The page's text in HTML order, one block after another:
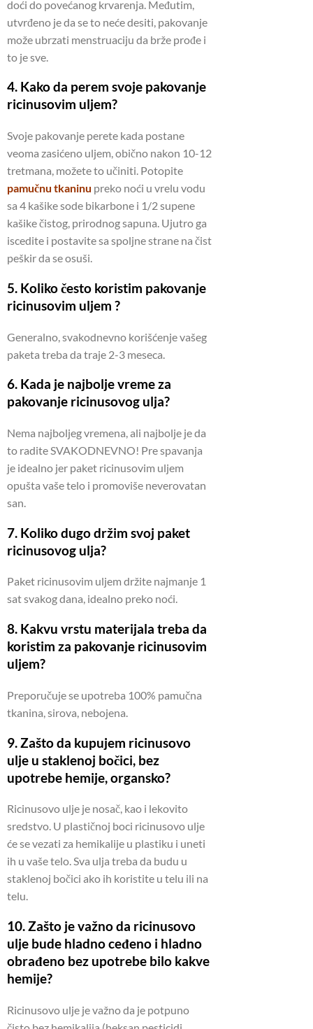
doći do povećanog krvarenja. Međutim,
utvrđeno je da se to neće desiti, pakovanje
može ubrzati menstruaciju da brže prođe i
to je sve.
4. Kako da perem svoje pakovanje
ricinusovim uljem?
Svoje pakovanje perete kada postane
veoma zasićeno uljem, obično nakon 10-12
tretmana, možete to učiniti. Potopite
pamučnu tkaninu preko noći u vrelu vodu
sa 4 kašike sode bikarbone i 1/2 supene
kašike čistog, prirodnog sapuna. Ujutro ga
iscedite i postavite sa spoljne strane na čist
peškir da se osuši.
5. Koliko često koristim pakovanje
ricinusovim uljem ?
Generalno, svakodnevno korišćenje vašeg
paketa treba da traje 2-3 meseca.
6. Kada je najbolje vreme za
pakovanje ricinusovog ulja?
Nema najboljeg vremena, ali najbolje je da
to radite SVAKODNEVNO! Pre spavanja
je idealno jer paket ricinusovim uljem
opušta vaše telo i promoviše neverovatan
san.
7. Koliko dugo držim svoj paket
ricinusovog ulja?
Paket ricinusovim uljem držite najmanje 1
sat svakog dana, idealno preko noći.
8. Kakvu vrstu materijala treba da
koristim za pakovanje ricinusovim
uljem?
Preporučuje se upotreba 100% pamučna
tkanina, sirova, nebojena.
9. Zašto da kupujem ricinusovo
ulje u staklenoj bočici, bez
upotrebe hemije, organsko?
Ricinusovo ulje je nosač, kao i lekovito
sredstvo. U plastičnoj boci ricinusovo ulje
će se vezati za hemikalije u plastiku i uneti
ih u vaše telo.Sva ulja treba da budu u
staklenoj bočici ako ih koristite u telu ili na
telu.
10. Zašto je važno da ricinusovo
ulje bude hladno ceđeno i hladno
obrađeno bez upotrebe bilo kakve
hemije?
Ricinusovo ulje je važno da je potpuno